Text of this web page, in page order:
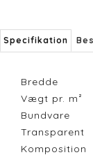
Specifikation
Bredde
Vægt pr. m²
Bundvare
Transparent
Komposition